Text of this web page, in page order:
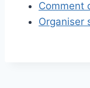
Comment
Organiser